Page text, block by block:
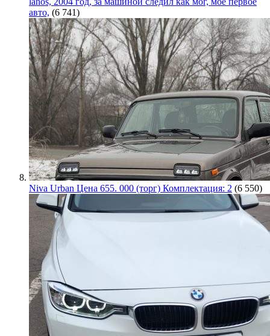
авто, (6 741)
Niva Urban Цена 655. 000 (торг) Комплектация: 2 (6 550)